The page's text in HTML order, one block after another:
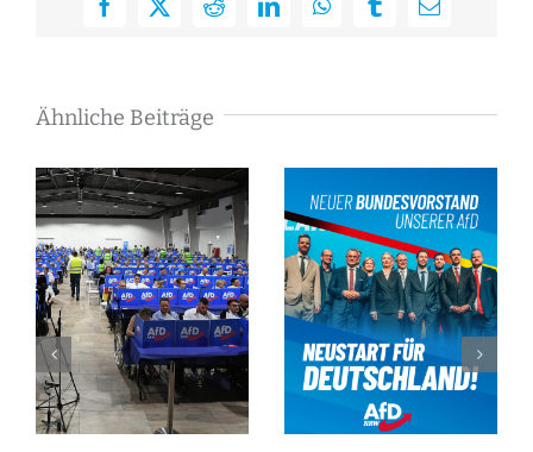
Facebook
X RedditLinkedInWhatsAppTumblrE-
Ähnliche Beiträge